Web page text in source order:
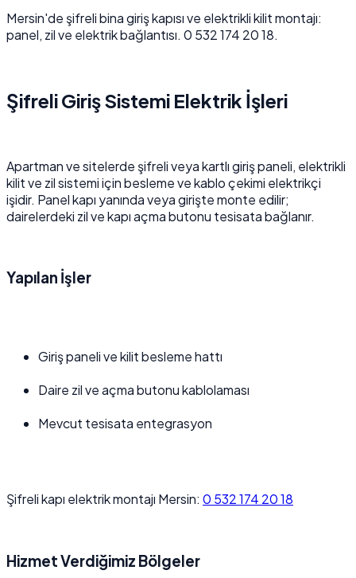
Mersin'de şifreli bina giriş kapısı ve elektrikli kilit montajı:
panel, zil ve elektrik bağlantısı. 0 532 174 20 18.
Şifreli Giriş Sistemi Elektrik İşleri
Apartman ve sitelerde şifreli veya kartlı giriş paneli, elektrikli
kilit ve zil sistemi için besleme ve kablo çekimi elektrikçi
işidir. Panel kapı yanında veya girişte monte edilir;
dairelerdeki zil ve kapı açma butonu tesisata bağlanır.
Yapılan İşler
Giriş paneli ve kilit besleme hattı
Daire zil ve açma butonu kablolaması
Mevcut tesisata entegrasyon
Şifreli kapı elektrik montajı Mersin: 0 532 174 20 18
Hizmet Verdiğimiz Bölgeler